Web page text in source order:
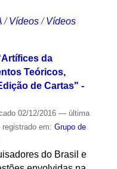
/Vídeos /Vídeos
da
Teóricos,
de Cartas" -
02/12/2016 — última
em: Grupo de
do Brasil e